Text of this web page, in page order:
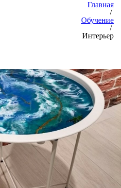
Главная
/
Обучение
/
Интерьер